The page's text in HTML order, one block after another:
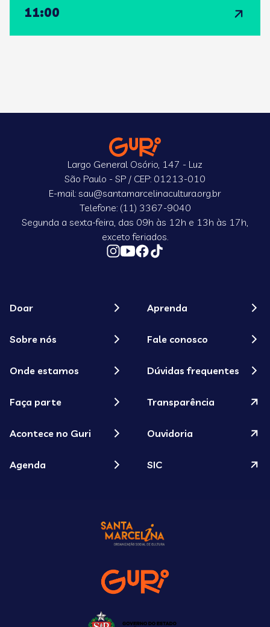
11:00
Largo General Osório, 147 - Luz
São Paulo - SP / CEP: 01213-010
E-mail: sau@santamarcelinacultura.org.br
Telefone: (11) 3367-9040
Segunda a sexta-feira, das 09h às 12h e 13h às 17h,
exceto feriados.
Doar
Sobre nós
Onde estamos
Faça parte
Acontece no Guri
Agenda
Aprenda
Fale conosco
Dúvidas frequentes
Transparência
Ouvidoria
SIC